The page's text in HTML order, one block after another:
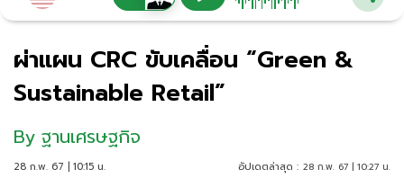
ผ่าแผน CRC ขับเคลื่อน “Green &
Sustainable Retail”
By ฐานเศรษฐกิจ
28 ก.พ. 67 | 10:15 น. อัปเดตล่าสุด : 28 ก.พ. 67 | 10:27 น.